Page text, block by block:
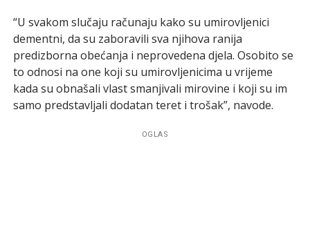
“U svakom slučaju računaju kako su umirovljenici
dementni, da su zaboravili sva njihova ranija
predizborna obećanja i neprovedena djela. Osobito se
to odnosi na one koji su umirovljenicima u vrijeme
kada su obnašali vlast smanjivali mirovine i koji su im
samo predstavljali dodatan teret i trošak”, navode.
OGLAS